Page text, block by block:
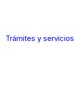
Trámites y servicios